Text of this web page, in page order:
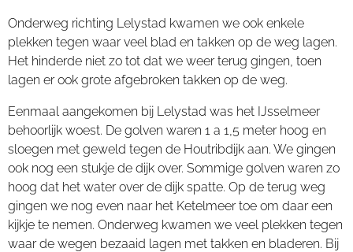
Onderweg richting Lelystad kwamen we ook enkele
plekken tegen waar veel blad en takken op de weg lagen.
Het hinderde niet zo tot dat we weer terug gingen, toen
lagen er ook grote afgebroken takken op de weg.
Eenmaal aangekomen bij Lelystad was het IJsselmeer
behoorlijk woest. De golven waren 1 a 1,5 meter hoog en
sloegen met geweld tegen de Houtribdijk aan. We gingen
ook nog een stukje de dijk over. Sommige golven waren zo
hoog dat het water over de dijk spatte. Op de terug weg
gingen we nog even naar het Ketelmeer toe om daar een
kijkje te nemen. Onderweg kwamen we veel plekken tegen
waar de wegen bezaaid lagen met takken en bladeren. Bij